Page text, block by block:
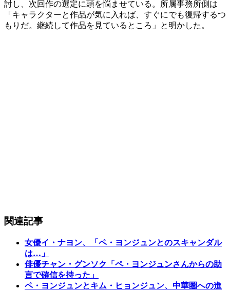
討し、次回作の選定に頭を悩ませている。所属事務所側は
「キャラクターと作品が気に入れば、すぐにでも復帰するつ
もりだ。継続して作品を見ているところ」と明かした。
関連記事
女優イ・ナヨン、「ペ・ヨンジュンとのスキャンダル
は…」
俳優チャン・グンソク「ペ・ヨンジュンさんからの助
言で確信を持った」
ペ・ヨンジュンとキム・ヒョンジュン、中華圏への進